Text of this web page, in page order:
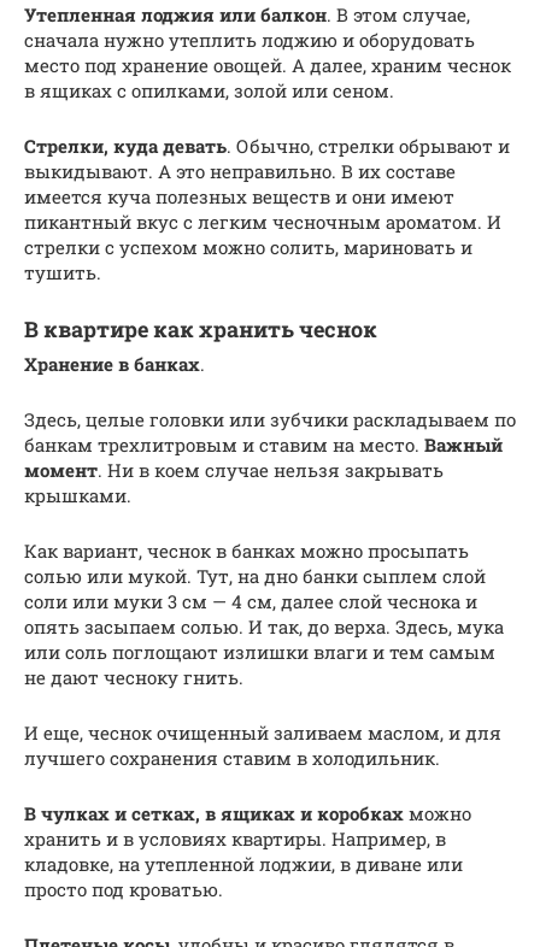
Утепленная лоджия или балкон. В этом случае,
сначала нужно утеплить лоджию и оборудовать
место под хранение овощей. А далее, храним чеснок
в ящиках с опилками, золой или сеном.
Стрелки, куда девать. Обычно, стрелки обрывают и
выкидывают. А это неправильно. В их составе
имеется куча полезных веществ и они имеют
пикантный вкус с легким чесночным ароматом. И
стрелки с успехом можно солить, мариновать и
тушить.
В квартире как хранить чеснок
Хранение в банках.
Здесь, целые головки или зубчики раскладываем по
банкам трехлитровым и ставим на место. Важный
момент. Ни в коем случае нельзя закрывать
крышками.
Как вариант, чеснок в банках можно просыпать
солью или мукой. Тут, на дно банки сыплем слой
соли или муки 3 см — 4 см, далее слой чеснока и
опять засыпаем солью. И так, до верха. Здесь, мука
или соль поглощают излишки влаги и тем самым
не дают чесноку гнить.
И еще, чеснок очищенный заливаем маслом, и для
лучшего сохранения ставим в холодильник.
В чулках и сетках, в ящиках и коробках можно
хранить и в условиях квартиры. Например, в
кладовке, на утепленной лоджии, в диване или
просто под кроватью.